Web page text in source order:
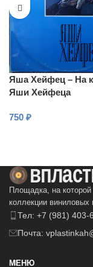
Яша Хейфец – На
Яши Хейфеца
750 ₽
Площадка, на
коллекции виниловых
Тел: +7 (981) 403-
Почта:
МЕНЮ